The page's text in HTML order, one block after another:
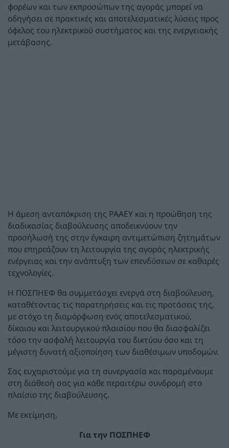
φορέων και των εκπροσώπων της αγοράς μπορεί να
οδηγήσει σε πρακτικές και αποτελεσματικές λύσεις προς
όφελος του ηλεκτρικού συστήματος και της ενεργειακής
μετάβασης.
Η άμεση ανταπόκριση της ΡΑΑΕΥ και η προώθηση της
διαδικασίας διαβούλευσης αποδεικνύουν την
προσήλωσή της στην έγκαιρη αντιμετώπιση ζητημάτων
που επηρεάζουν τη λειτουργία της αγοράς ηλεκτρικής
ενέργειας και την ανάπτυξη των επενδύσεων σε καθαρές
τεχνολογίες.
Η ΠΟΣΠΗΕΦ θα συμμετάσχει ενεργά στη διαβούλευση,
καταθέτοντας τις παρατηρήσεις και τις προτάσεις της,
με στόχο τη διαμόρφωση ενός αποτελεσματικού,
δίκαιου και λειτουργικού πλαισίου που θα διασφαλίζει
τόσο την ασφαλή λειτουργία του δικτύου όσο και τη
μέγιστη δυνατή αξιοποίηση των διαθέσιμων υποδομών.
Σας ευχαριστούμε για τη συνεργασία και παραμένουμε
στη διάθεσή σας για κάθε περαιτέρω συνδρομή στο
πλαίσιο της διαβούλευσης.
Με εκτίμηση,
Για την ΠΟΣΠΗΕΦ